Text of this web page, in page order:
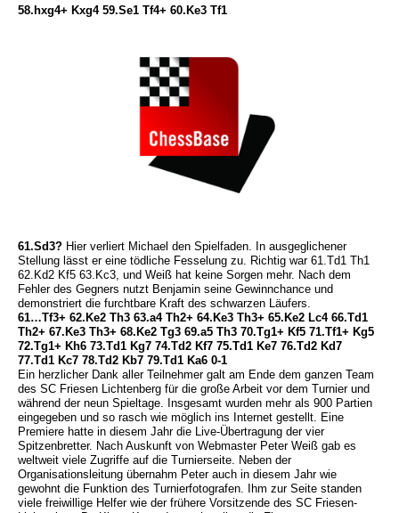
58.hxg4+ Kxg4 59.Se1 Tf4+ 60.Ke3 Tf1
61.Sd3? Hier verliert Michael den Spielfaden. In ausgeglichener
Stellung lässt er eine tödliche Fesselung zu. Richtig war 61.Td1 Th1
62.Kd2 Kf5 63.Kc3, und Weiß hat keine Sorgen mehr. Nach dem
Fehler des Gegners nutzt Benjamin seine Gewinnchance und
demonstriert die furchtbare Kraft des schwarzen Läufers.
61…Tf3+ 62.Ke2 Th3 63.a4 Th2+ 64.Ke3 Th3+ 65.Ke2 Lc4 66.Td1
Th2+ 67.Ke3 Th3+ 68.Ke2 Tg3 69.a5 Th3 70.Tg1+ Kf5 71.Tf1+ Kg5
72.Tg1+ Kh6 73.Td1 Kg7 74.Td2 Kf7 75.Td1 Ke7 76.Td2 Kd7
77.Td1 Kc7 78.Td2 Kb7 79.Td1 Ka6 0-1
Ein herzlicher Dank aller Teilnehmer galt am Ende dem ganzen Team
des SC Friesen Lichtenberg für die große Arbeit vor dem Turnier und
während der neun Spieltage. Insgesamt wurden mehr als 900 Partien
eingegeben und so rasch wie möglich ins Internet gestellt. Eine
Premiere hatte in diesem Jahr die Live-Übertragung der vier
Spitzenbretter. Nach Auskunft von Webmaster Peter Weiß gab es
weltweit viele Zugriffe auf die Turnierseite. Neben der
Organisationsleitung übernahm Peter auch in diesem Jahr wie
gewohnt die Funktion des Turnierfotografen. Ihm zur Seite standen
viele freiwillige Helfer wie der frühere Vorsitzende des SC Friesen-